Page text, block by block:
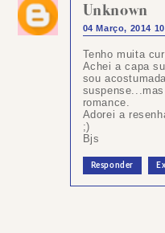
Unknown
04 Março, 2014
Tenho muita
Achei a capa
sou
romance.
Adorei a
;)
Bjs
Responder